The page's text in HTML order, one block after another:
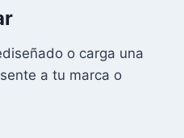
o carga una
a tu marca o